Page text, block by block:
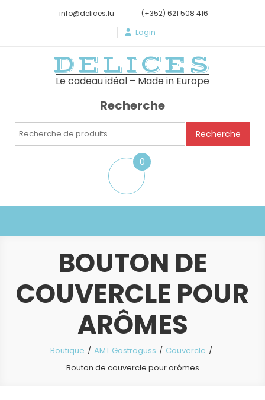
info@delices.lu (+352) 621 508 416
Login
DELICES
Le cadeau idéal – Made in Europe
Recherche
Recherche
Recherche
0
item
BOUTON DE
COUVERCLE POUR
ARÔMES
Boutique AMT Gastroguss
Couvercle
Bouton de couvercle pour arômes